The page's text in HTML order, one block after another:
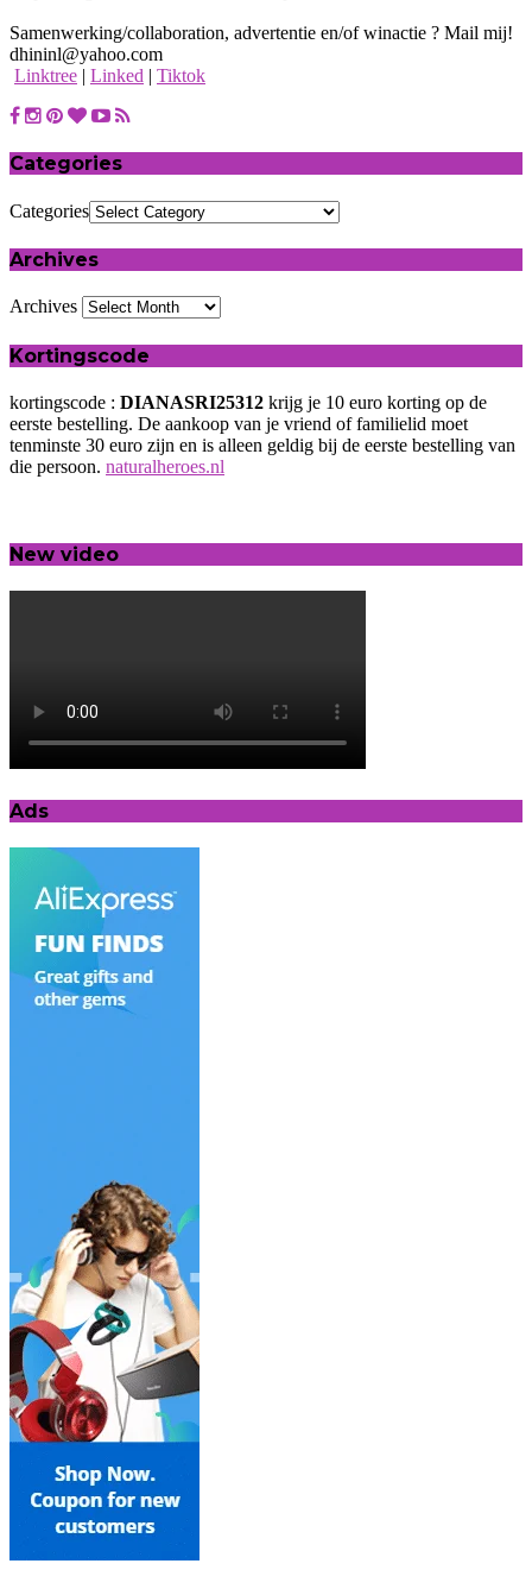
Samenwerking/collaboration, advertentie en/of winactie ? Mail mij!
dhininl@yahoo.com
Linktree | Linked | Tiktok
Categories
Categories
Archives
Archives
Kortingscode
kortingscode : DIANASRI25312 krijg je 10 euro korting op de
eerste bestelling. De aankoop van je vriend of familielid moet
tenminste 30 euro zijn en is alleen geldig bij de eerste bestelling van
die persoon. naturalheroes.nl
New video
Ads